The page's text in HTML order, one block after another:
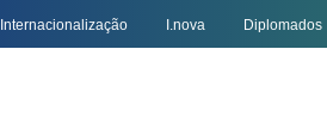
Internacionalização I.nova Diplomados